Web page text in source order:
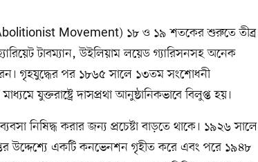
(Abolitionist Movement) ১৮ ও ১৯ শতকের শুরুতে তীব্র
টাবম্যান, উইলিয়াম লয়েড গ্যারিসনসহ অনেক
গৃহযুদ্ধের পর ১৮৬৫ সালে ১৩তম সংশোধনী
যুক্তরাষ্ট্রে দাসপ্রথা আনুষ্ঠানিকভাবে বিলুপ্ত হয়।
নিষিদ্ধ করার জন্য প্রচেষ্টা বাড়তে থাকে। ১৯২৬ সালে
উদ্দেশ্যে একটি কনভেনশন গৃহীত করে এবং পরে ১৯৪৮